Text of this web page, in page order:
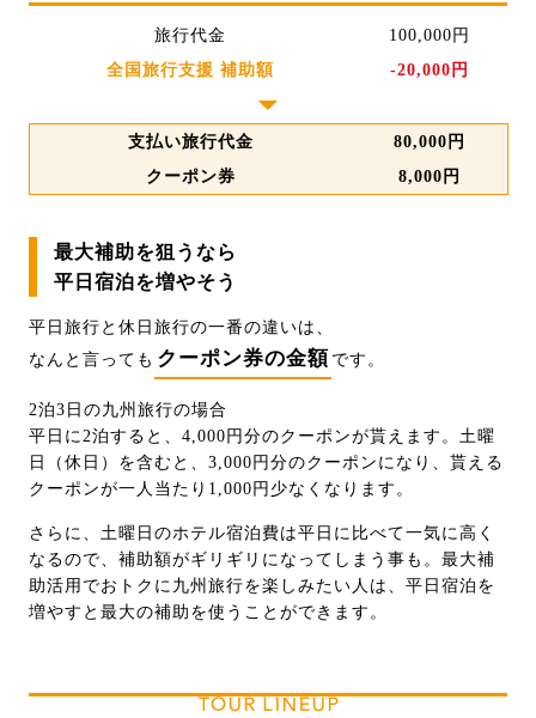
旅行代金
100,000円
全国旅行支援 補助額
-20,000円
▼
支払い旅行代金
80,000円
クーポン券
8,000円
最大補助を狙うなら
平日宿泊を増やそう
平日旅行と休日旅行の一番の違いは、
なんと言っても クーポン券の金額 です。
2泊3日の九州旅行の場合
平日に2泊すると、4,000円分のクーポンが貰えます。土曜
日（休日）を含むと、3,000円分のクーポンになり、貰える
クーポンが一人当たり1,000円少なくなります。
さらに、土曜日のホテル宿泊費は平日に比べて一気に高く
なるので、補助額がギリギリになってしまう事も。最大補
助活用でおトクに九州旅行を楽しみたい人は、平日宿泊を
増やすと最大の補助を使うことができます。
TOUR LINEUP